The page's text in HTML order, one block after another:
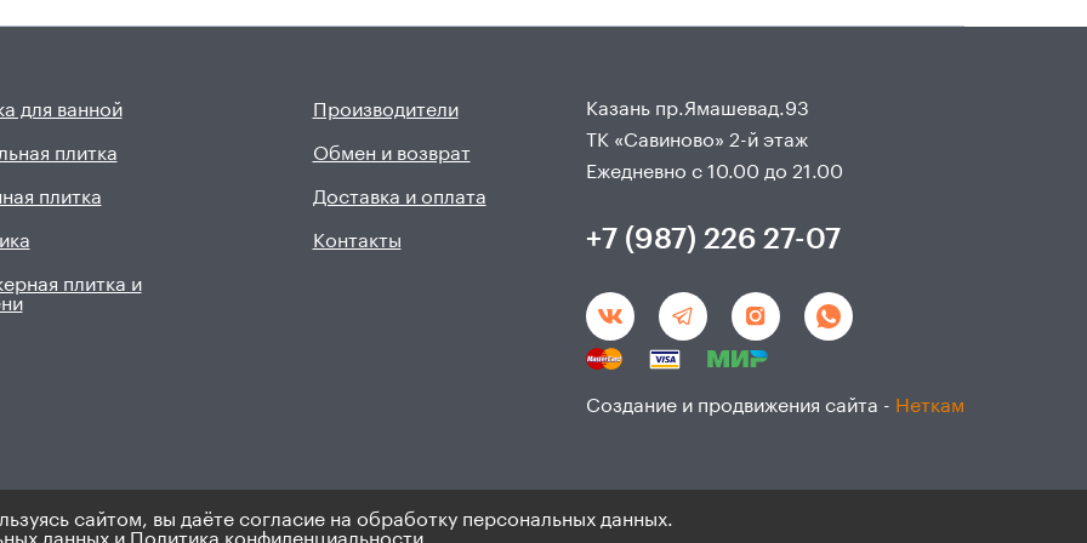
для ванной
плитка
плитка
плитка и
Производители
Обмен и возврат
Доставка и оплата
Контакты
Казань пр.Ямашевад.93
ТК «Савиново» 2-й этаж
Ежедневно с 10.00 до 21.00
+7 (987) 226 27-07
Создание и продвижения сайта - Неткам
Не является публичной офертой.Политика по персональным данным и согласие на ихобработку
сайтом, вы даёте согласие на обработку персональных данных.
данных и Политика конфиденциальности.